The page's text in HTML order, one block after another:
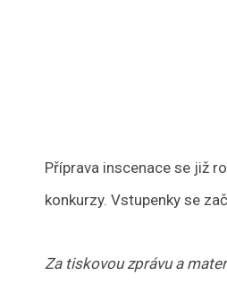
Příprava inscenace se již
konkurzy. Vstupenky se
Za tiskovou zprávu a